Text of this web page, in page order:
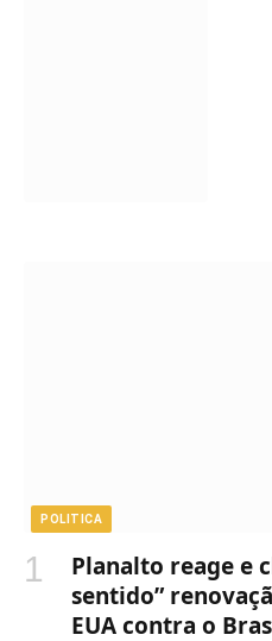
POLITICA
Planalto reage e
sentido”
EUA contra o